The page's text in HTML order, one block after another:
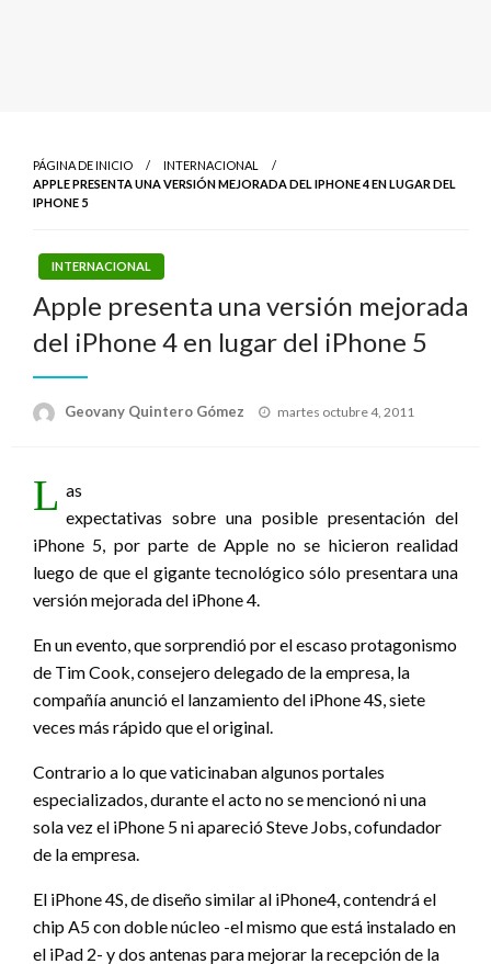
PÁGINA DE INICIO
INTERNACIONAL
APPLE PRESENTA UNA VERSIÓN MEJORADA DEL IPHONE 4 EN LUGAR DEL
IPHONE 5
INTERNACIONAL
Apple presenta una versión mejorada
del iPhone 4 en lugar del iPhone 5
Geovany Quintero Gómez
Publicado
martes octubre 4, 2011
L as
expectativas sobre una posible presentación del
iPhone 5, por parte de Apple no se hicieron realidad
luego de que el gigante tecnológico sólo presentara una
versión mejorada del iPhone 4.
En un evento, que sorprendió por el escaso protagonismo
de Tim Cook, consejero delegado de la empresa, la
compañía anunció el lanzamiento del iPhone 4S, siete
veces más rápido que el original.
Contrario a lo que vaticinaban algunos portales
especializados, durante el acto no se mencionó ni una
sola vez el iPhone 5 ni apareció Steve Jobs, cofundador
de la empresa.
El iPhone 4S, de diseño similar al iPhone4, contendrá el
chip A5 con doble núcleo -el mismo que está instalado en
el iPad 2- y dos antenas para mejorar la recepción de la